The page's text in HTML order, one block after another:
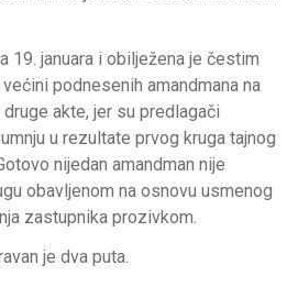
19. januara i obilježena je čestim
podnesenih amandmana na
akte, jer su predlagači
u rezultate prvog kruga tajnog
nijedan amandman nije
obavljenom na osnovu usmenog
zastupnika prozivkom.
je dva puta.